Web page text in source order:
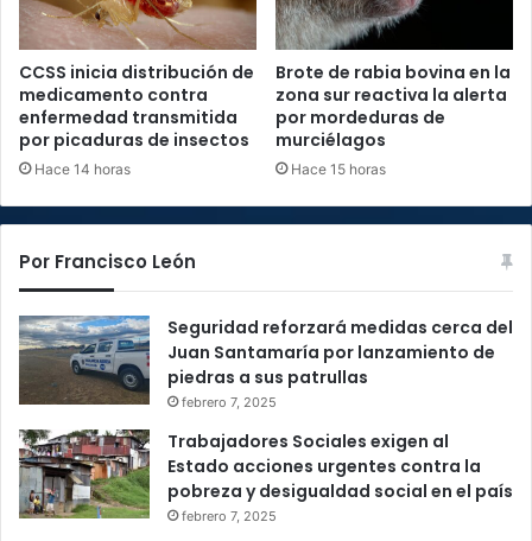
CCSS inicia distribución de
medicamento contra
enfermedad transmitida
por picaduras de insectos
Hace 14 horas
Brote de rabia bovina en la
zona sur reactiva la alerta
por mordeduras de
murciélagos
Hace 15 horas
Por Francisco León
Seguridad reforzará medidas cerca del
Juan Santamaría por lanzamiento de
piedras a sus patrullas
febrero 7, 2025
Trabajadores Sociales exigen al
Estado acciones urgentes contra la
pobreza y desigualdad social en el país
febrero 7, 2025